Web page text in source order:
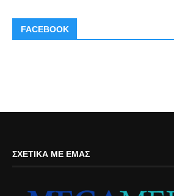
FACEBOOK
ΣΧΕΤΙΚΆ ΜΕ ΕΜΆΣ